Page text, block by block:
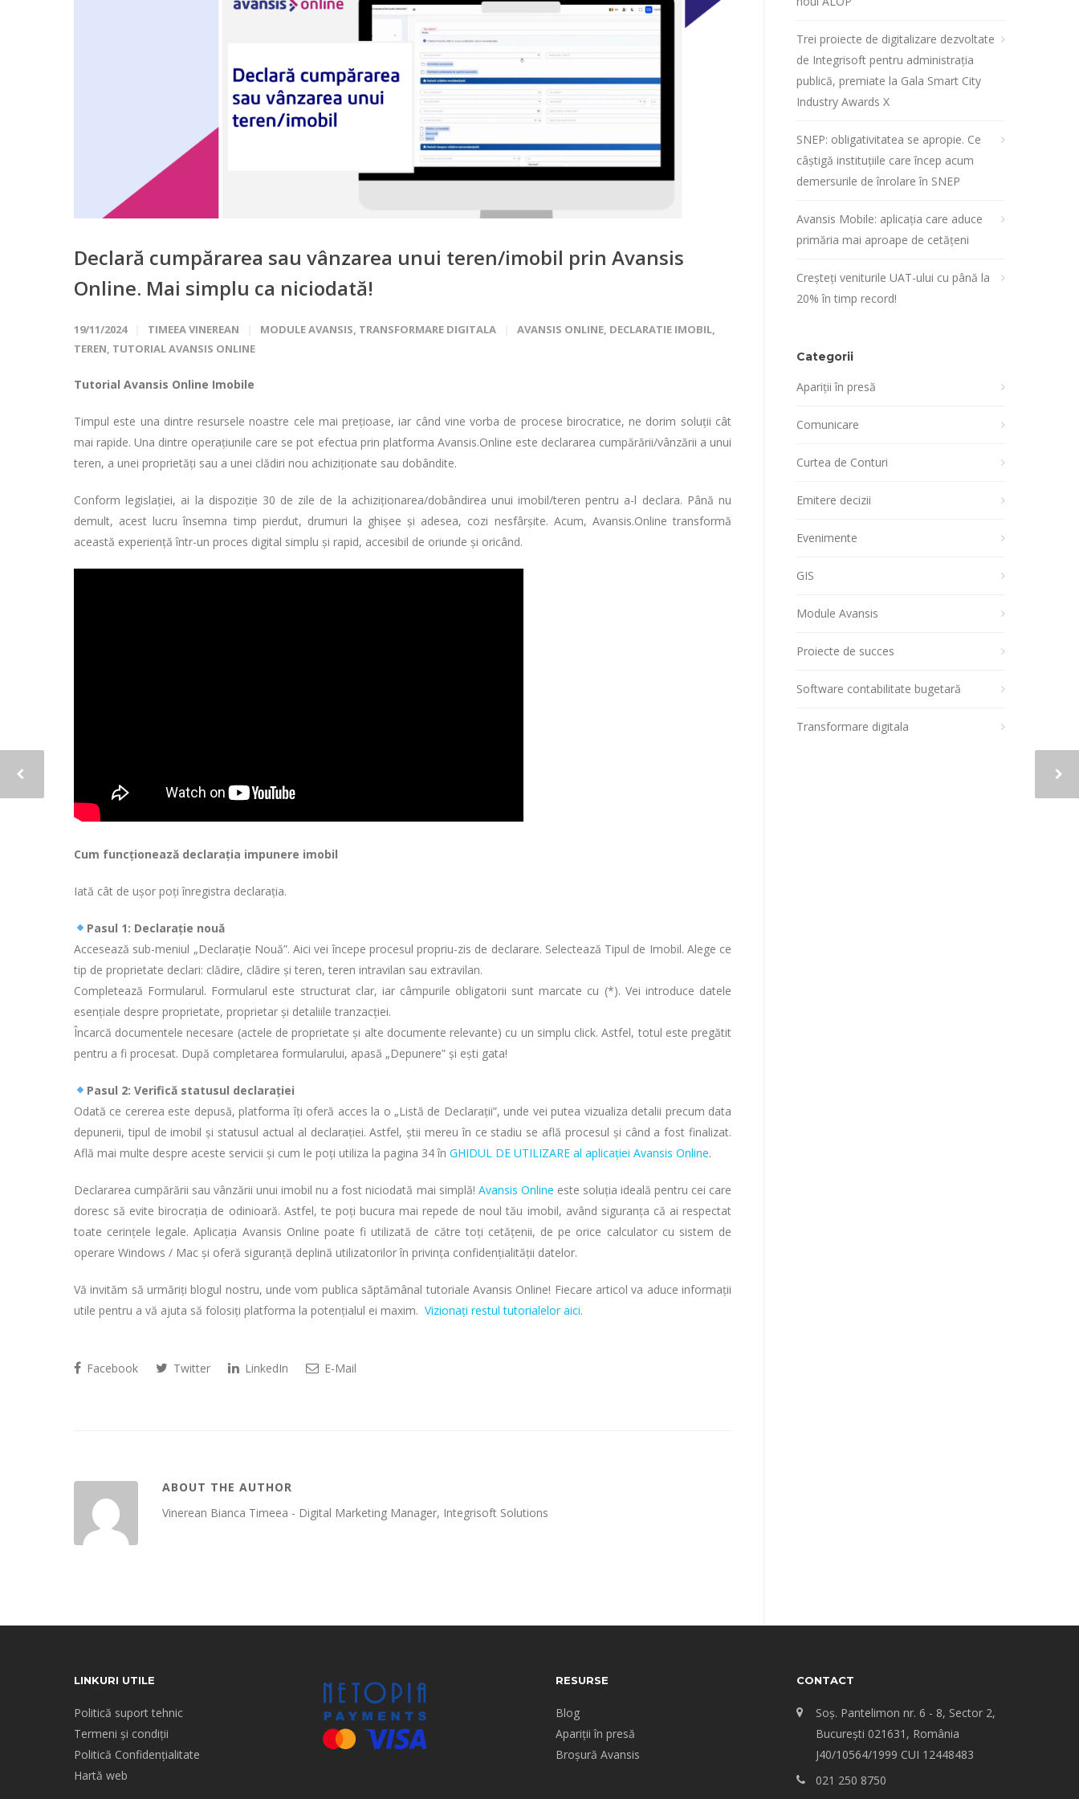
Declară cumpărarea sau vânzarea unui teren/imobil prin Avansis
Online. Mai simplu ca niciodată!
19/11/2024 TIMEEA VINEREAN MODULE AVANSIS, TRANSFORMARE DIGITALA AVANSIS ONLINE, DECLARATIE IMOBIL,
TEREN, TUTORIAL AVANSIS ONLINE
Tutorial Avansis Online Imobile
Timpul este una dintre resursele noastre cele mai prețioase, iar când vine vorba de procese birocratice, ne dorim soluții cât
mai rapide. Una dintre operațiunile care se pot efectua prin platforma Avansis.Online este declararea cumpărării/vânzării a unui
teren, a unei proprietăți sau a unei clădiri nou achiziționate sau dobândite.
Conform legislației, ai la dispoziție 30 de zile de la achiziționarea/dobândirea unui imobil/teren pentru a-l declara. Până nu
demult, acest lucru însemna timp pierdut, drumuri la ghișee și adesea, cozi nesfârșite. Acum, Avansis.Online transformă
această experiență într-un proces digital simplu și rapid, accesibil de oriunde și oricând.
Cum funcționează declarația impunere imobil
Iată cât de ușor poți înregistra declarația.
Pasul 1: Declarație nouă
Accesează sub-meniul „Declarație Nouă”. Aici vei începe procesul propriu-zis de declarare. Selectează Tipul de Imobil. Alege ce
tip de proprietate declari: clădire, clădire și teren, teren intravilan sau extravilan.
Completează Formularul. Formularul este structurat clar, iar câmpurile obligatorii sunt marcate cu (*). Vei introduce datele
esențiale despre proprietate, proprietar și detaliile tranzacției.
Încarcă documentele necesare (actele de proprietate și alte documente relevante) cu un simplu click. Astfel, totul este pregătit
pentru a fi procesat. După completarea formularului, apasă „Depunere” și ești gata!
Pasul 2: Verifică statusul declarației
Odată ce cererea este depusă, platforma îți oferă acces la o „Listă de Declarații”, unde vei putea vizualiza detalii precum data
depunerii, tipul de imobil și statusul actual al declarației. Astfel, știi mereu în ce stadiu se află procesul și când a fost finalizat.
Află mai multe despre aceste servicii și cum le poți utiliza la pagina 34 în GHIDUL DE UTILIZARE al aplicației Avansis Online.
Declararea cumpărării sau vânzării unui imobil nu a fost niciodată mai simplă! Avansis Online este soluția ideală pentru cei care
doresc să evite birocrația de odinioară. Astfel, te poți bucura mai repede de noul tău imobil, având siguranța că ai respectat
toate cerințele legale. Aplicația Avansis Online poate fi utilizată de către toți cetățenii, de pe orice calculator cu sistem de
operare Windows / Mac și oferă siguranță deplină utilizatorilor în privința confidențialității datelor.
Vă invităm să urmăriți blogul nostru, unde vom publica săptămânal tutoriale Avansis Online! Fiecare articol va aduce informații
utile pentru a vă ajuta să folosiți platforma la potențialul ei maxim. Vizionați restul tutorialelor aici.
Facebook Twitter LinkedIn E-Mail
ABOUT THE AUTHOR
Vinerean Bianca Timeea - Digital Marketing Manager, Integrisoft Solutions
Trei proiecte de digitalizare dezvoltate
de Integrisoft pentru administrația
publică, premiate la Gala Smart City
Industry Awards X
SNEP: obligativitatea se apropie. Ce
câștigă instituțiile care încep acum
demersurile de înrolare în SNEP
Avansis Mobile: aplicația care aduce
primăria mai aproape de cetățeni
Creșteți veniturile UAT-ului cu până la
20% în timp record!
Categorii
Apariții în presă
Comunicare
Curtea de Conturi
Emitere decizii
Evenimente
GIS
Module Avansis
Proiecte de succes
Software contabilitate bugetară
Transformare digitala
LINKURI UTILE
Politică suport tehnic
Termeni și condiții
Politică Confidențialitate
Hartă web
RESURSE
Blog
Apariții în presă
Broșură Avansis
CONTACT
Soș. Pantelimon nr. 6 - 8, Sector 2,
Bucureşti 021631, România
J40/10564/1999 CUI 12448483
021 250 8750